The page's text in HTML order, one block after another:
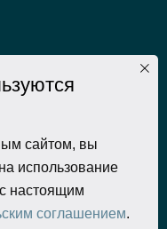
для лиц старше 16 лет.
на сайте,
законодательством
Любое использование
возможно только
и при строгом
ресурсов –
сайтом, вы
использование
настоящим
соглашением.